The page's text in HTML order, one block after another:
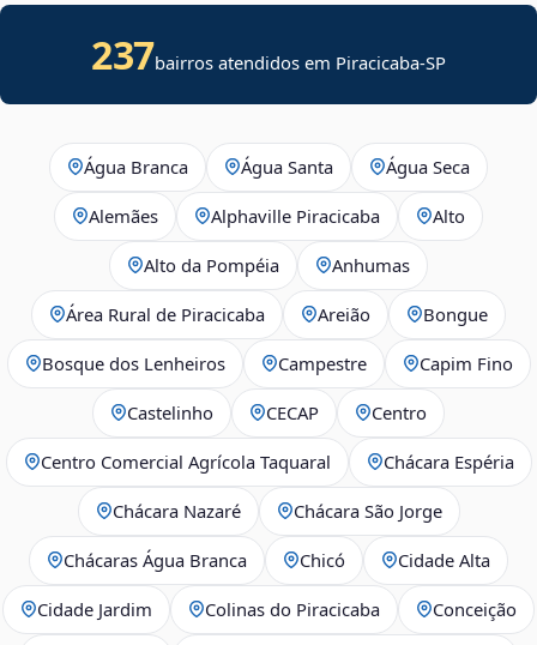
237bairros atendidos em Piracicaba-SP
Água Branca Água Santa Água Seca
Alemães Alphaville Piracicaba Alto
Alto da Pompéia Anhumas
Área Rural de Piracicaba Areião Bongue
Bosque dos Lenheiros Campestre Capim Fino
Castelinho CECAP Centro
Centro Comercial Agrícola Taquaral Chácara Espéria
Chácara Nazaré Chácara São Jorge
Chácaras Água Branca Chicó Cidade Alta
Cidade Jardim Colinas do Piracicaba Conceição